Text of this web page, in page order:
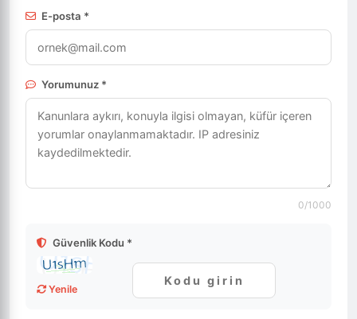
E-posta *
Yorumunuz *
0/1000
Güvenlik Kodu *
Yenile